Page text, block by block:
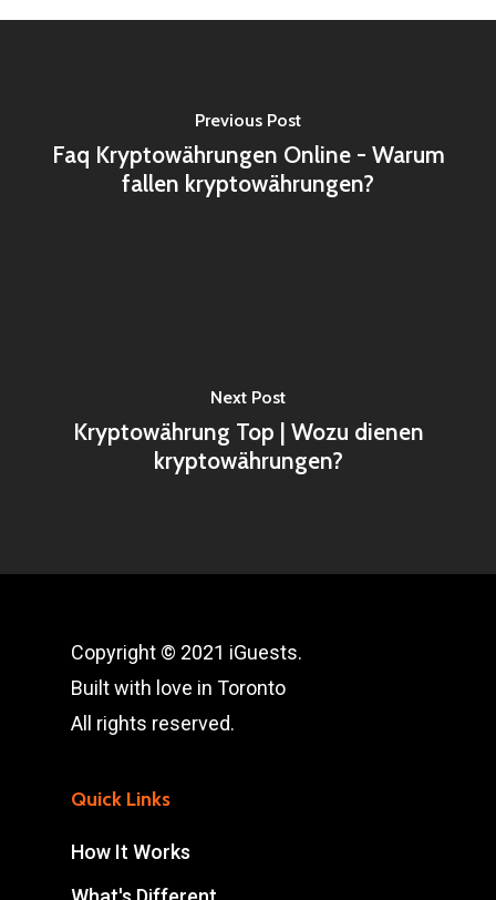
Previous Post
Faq Kryptowährungen Online - Warum
fallen kryptowährungen?
Next Post
Kryptowährung Top | Wozu dienen
kryptowährungen?
Copyright © 2021 iGuests.
Built with love in Toronto
All rights reserved.
Quick Links
How It Works